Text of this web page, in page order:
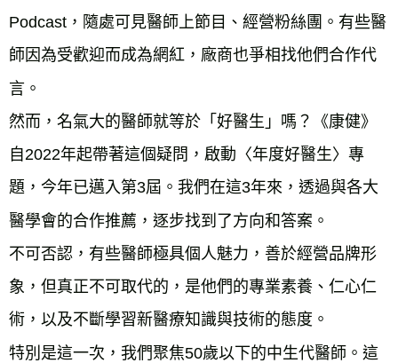
Podcast，隨處可見醫師上節目、經營粉絲團。有些醫
師因為受歡迎而成為網紅，廠商也爭相找他們合作代
言。
然而，名氣大的醫師就等於「好醫生」嗎？《康健》
自2022年起帶著這個疑問，啟動〈年度好醫生〉專
題，今年已邁入第3屆。我們在這3年來，透過與各大
醫學會的合作推薦，逐步找到了方向和答案。
不可否認，有些醫師極具個人魅力，善於經營品牌形
象，但真正不可取代的，是他們的專業素養、仁心仁
術，以及不斷學習新醫療知識與技術的態度。
特別是這一次，我們聚焦50歲以下的中生代醫師。這